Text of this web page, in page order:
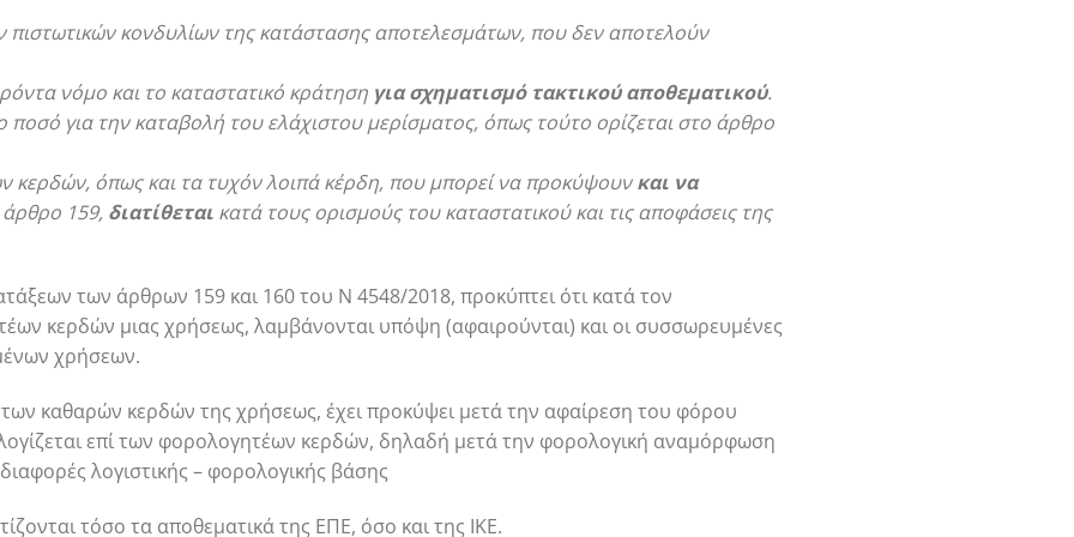
κονδυλίων της κατάστασης αποτελεσμάτων, που δεν αποτελούν
νόμο και το καταστατικό κράτηση για σχηματισμό τακτικού αποθεματικού.
ποσό για την καταβολή του ελάχιστου μερίσματος, όπως τούτο ορίζεται στο άρθρο
κερδών, όπως και τα τυχόν λοιπά κέρδη, που μπορεί να προκύψουνκαι να
159, διατίθεται κατά τους ορισμούς του καταστατικού και τις αποφάσεις της
των άρθρων 159 και 160 του Ν 4548/2018, προκύπτει ότι κατά τον
κερδών μιας χρήσεως, λαμβάνονται υπόψη (αφαιρούνται) και οι συσσωρευμένες
χρήσεων.
των καθαρών κερδών της χρήσεως, έχει προκύψει μετά την αφαίρεση του φόρου
επί των φορολογητέων κερδών, δηλαδή μετά την φορολογική αναμόρφωση
λογιστικής – φορολογικής βάσης
τόσο τα αποθεματικά της ΕΠΕ, όσο και της ΙΚΕ.